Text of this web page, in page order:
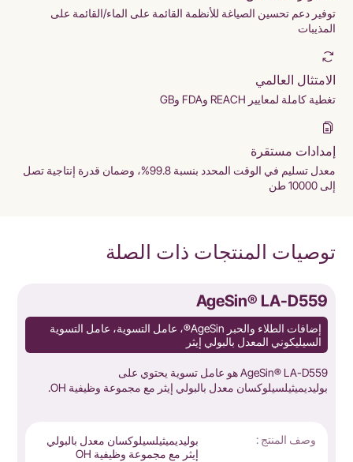
توفير دعم تحسين الصياغة للأنظمة القائمة على الماء/القائمة على
المذيبات
الامتثال العالمي
تغطية كاملة لمعايير REACH وFDA وGB
إمدادات مستقرة
معدل تسليم في الوقت المحدد بنسبة 99.8%، وضمان قدرة إنتاجية تصل
إلى 10000 طن
توصيات المنتجات ذات الصلة
AgeSin® LA-D559
إضافات الطلاء والحبر AgeSin®، عامل التسوية، عامل التسوية
السيليكوني المعدل بالبولي إيثر
AgeSin® LA-D559 هو عامل تسوية يحتوي على
بوليديميثيلسيلوكسان معدل بالبولي إيثر مع مجموعة وظيفية OH.
وصف المنتج :
بوليديميثيلسيلوكسان معدل بالبولي
إيثر مع مجموعة وظيفية OH